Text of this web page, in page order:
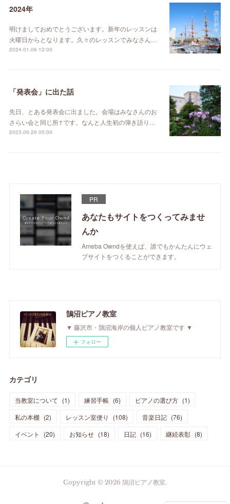
2024年
明けましておめでとうございます。新年のレッスンは
火曜日からとなります。久々のレッスンでみなさん…
2024.01.06 12:00
「発表会」に出た話
先日、とある発表会に出ました。会場はみなさんのお
さらい会と同じ所↑です。なんと人生初の弾き語り…
2023.06.29 05:00
PR
あなたもサイトをつくってみませ
んか
Ameba Owndを使えば、誰でもかんたんにウェ
ブサイトをつくることができます。
鵠沼ピアノ教室
▼ 藤沢市・鵠沼海岸の個人ピアノ教室です ▼
フォロー
カテゴリ
当教室について (1) 練習手帳 (6) ピアノの選び方 (1)
私の本棚 (2) レッスン室便り (108) 音楽日記 (76)
イベント
(20) お知らせ (18) 日記 (16) 継続表彰 (8)
Copyright © 2026 鵠沼ピアノ教室.